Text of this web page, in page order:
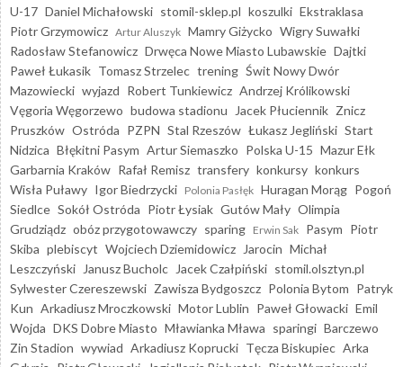
U-17 Daniel Michałowski stomil-sklep.pl koszulki Ekstraklasa
Piotr Grzymowicz Artur Aluszyk Mamry Giżycko Wigry Suwałki
Radosław Stefanowicz Drwęca Nowe Miasto Lubawskie Dajtki
Paweł Łukasik Tomasz Strzelec trening Świt Nowy Dwór
Mazowiecki wyjazd Robert Tunkiewicz Andrzej Królikowski
Vęgoria Węgorzewo budowa stadionu Jacek Płuciennik Znicz
Pruszków Ostróda PZPN Stal Rzeszów Łukasz Jegliński Start
Nidzica Błękitni Pasym Artur Siemaszko Polska U-15 Mazur Ełk
Garbarnia Kraków Rafał Remisz transfery konkursy konkurs
Wisła Puławy Igor Biedrzycki Polonia Pasłęk Huragan Morąg Pogoń
Siedlce Sokół Ostróda Piotr Łysiak Gutów Mały Olimpia
Grudziądz obóz przygotowawczy sparing Erwin Sak Pasym Piotr
Skiba plebiscyt Wojciech Dziemidowicz Jarocin Michał
Leszczyński
Janusz Bucholc Jacek Czałpiński stomil.olsztyn.pl
Sylwester Czereszewski Zawisza Bydgoszcz Polonia Bytom Patryk
Kun Arkadiusz Mroczkowski Motor Lublin Paweł Głowacki Emil
Wojda DKS Dobre Miasto Mławianka Mława sparingi Barczewo
Zin Stadion wywiad Arkadiusz Koprucki Tęcza Biskupiec Arka